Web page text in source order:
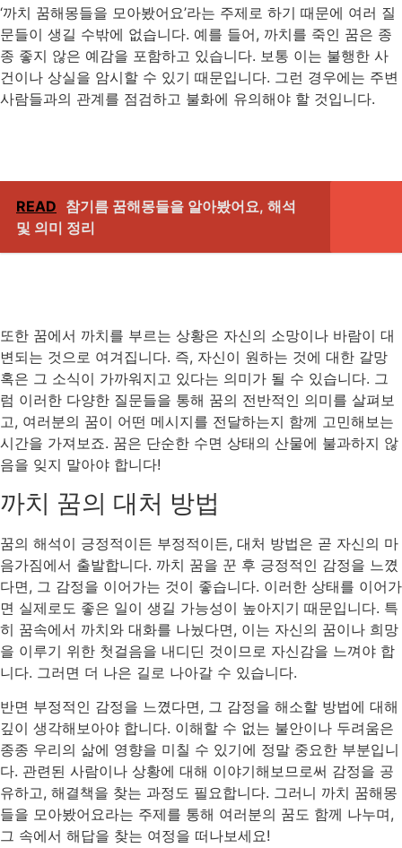
‘까치 꿈해몽들을 모아봤어요’라는 주제로 하기 때문에 여러 질
문들이 생길 수밖에 없습니다. 예를 들어, 까치를 죽인 꿈은 종
종 좋지 않은 예감을 포함하고 있습니다. 보통 이는 불행한 사
건이나 상실을 암시할 수 있기 때문입니다. 그런 경우에는 주변
사람들과의 관계를 점검하고 불화에 유의해야 할 것입니다.
READ 참기름 꿈해몽들을 알아봤어요, 해석
및 의미 정리
또한 꿈에서 까치를 부르는 상황은 자신의 소망이나 바람이 대
변되는 것으로 여겨집니다. 즉, 자신이 원하는 것에 대한 갈망
혹은 그 소식이 가까워지고 있다는 의미가 될 수 있습니다. 그
럼 이러한 다양한 질문들을 통해 꿈의 전반적인 의미를 살펴보
고, 여러분의 꿈이 어떤 메시지를 전달하는지 함께 고민해보는
시간을 가져보죠. 꿈은 단순한 수면 상태의 산물에 불과하지 않
음을 잊지 말아야 합니다!
까치 꿈의 대처 방법
꿈의 해석이 긍정적이든 부정적이든, 대처 방법은 곧 자신의 마
음가짐에서 출발합니다. 까치 꿈을 꾼 후 긍정적인 감정을 느꼈
다면, 그 감정을 이어가는 것이 좋습니다. 이러한 상태를 이어가
면 실제로도 좋은 일이 생길 가능성이 높아지기 때문입니다. 특
히 꿈속에서 까치와 대화를 나눴다면, 이는 자신의 꿈이나 희망
을 이루기 위한 첫걸음을 내디딘 것이므로 자신감을 느껴야 합
니다. 그러면 더 나은 길로 나아갈 수 있습니다.
반면 부정적인 감정을 느꼈다면, 그 감정을 해소할 방법에 대해
깊이 생각해보아야 합니다. 이해할 수 없는 불안이나 두려움은
종종 우리의 삶에 영향을 미칠 수 있기에 정말 중요한 부분입니
다. 관련된 사람이나 상황에 대해 이야기해보므로써 감정을 공
유하고, 해결책을 찾는 과정도 필요합니다. 그러니 까치 꿈해몽
들을 모아봤어요라는 주제를 통해 여러분의 꿈도 함께 나누며,
그 속에서 해답을 찾는 여정을 떠나보세요!